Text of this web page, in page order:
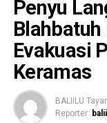
Penyu
Evakuasi
Keramas
BALIILU
Reporter: